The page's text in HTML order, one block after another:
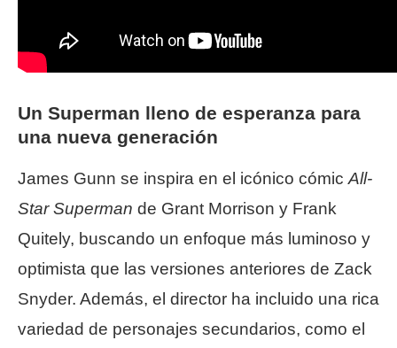
Un Superman lleno de esperanza para
una nueva generación
James Gunn se inspira en el icónico cómic All-
Star Superman de Grant Morrison y Frank
Quitely, buscando un enfoque más luminoso y
optimista que las versiones anteriores de Zack
Snyder. Además, el director ha incluido una rica
variedad de personajes secundarios, como el